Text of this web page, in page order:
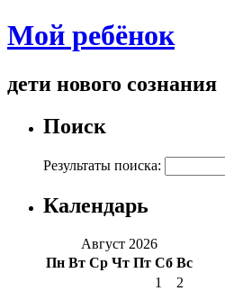
Мой ребёнок
дети нового сознания
Поиск
Результаты поиска:
Календарь
Август 2026
Пн Вт Ср Чт Пт Сб Вс
1
2